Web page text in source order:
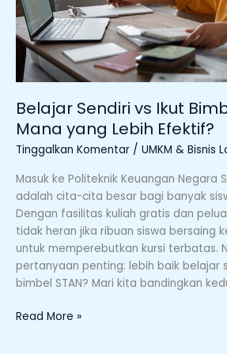
Belajar Sendiri vs Ikut
Mana yang Lebih Efektif?
Tinggalkan Komentar / UMKM & Bisnis
Masuk ke Politeknik Keuangan Negara
adalah cita-cita besar bagi banyak
Dengan fasilitas kuliah gratis dan
tidak heran jika ribuan siswa bersaing
untuk memperebutkan kursi terbatas.
pertanyaan penting: lebih baik belajar
bimbel STAN? Mari kita bandingkan
Lebih
Efektif?
Read More »